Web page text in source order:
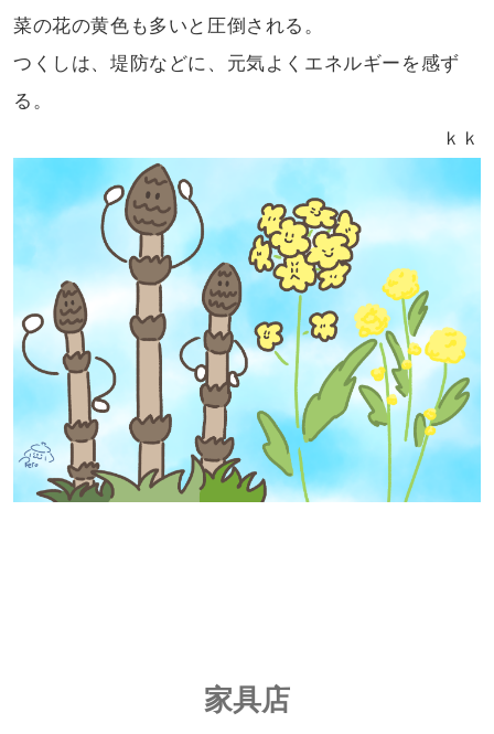
菜の花の黄色も多いと圧倒される。
つくしは、堤防などに、元気よく エネルギーを感ず
る。
ｋｋ
家具店